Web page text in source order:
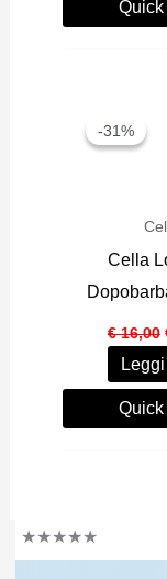
-31%
-31%
Cella
€16,00
★★★★★